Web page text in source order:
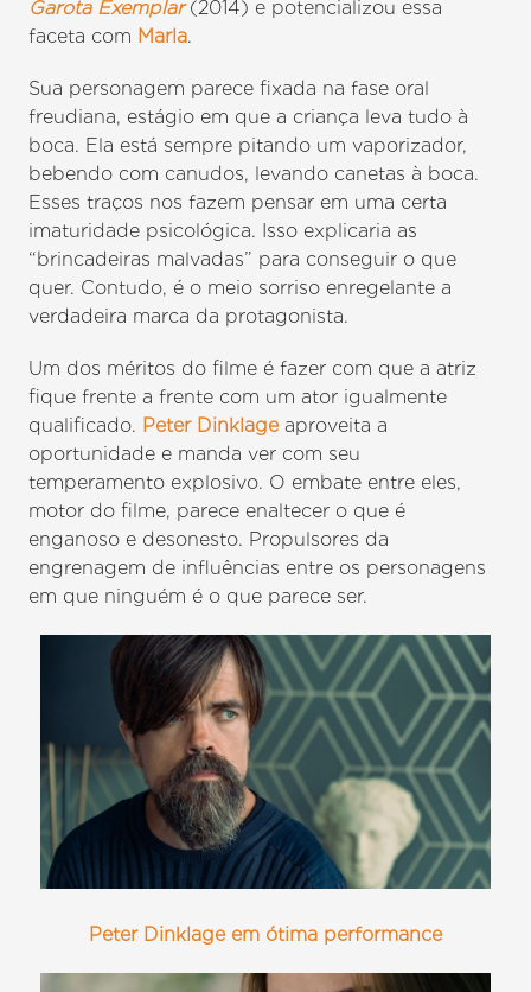
Garota Exemplar(2014) e potencializou essa
faceta com Marla.
Sua personagem parece fixada na fase oral
freudiana, estágio em que a criança leva tudo à
boca. Ela está sempre pitando um vaporizador,
bebendo com canudos, levando canetas à boca.
Esses traços nos fazem pensar em uma certa
imaturidade psicológica. Isso explicaria as
“brincadeiras malvadas” para conseguir o que
quer. Contudo, é o meio sorriso enregelante a
verdadeira marca da protagonista.
Um dos méritos do filme é fazer com que a atriz
fique frente a frente com um ator igualmente
qualificado. Peter Dinklageaproveita a
oportunidade e manda ver com seu
temperamento explosivo. O embate entre eles,
motor do filme, parece enaltecer o que é
enganoso e desonesto. Propulsores da
engrenagem de influências entre os personagens
em que ninguém é o que parece ser.
Peter Dinklage em ótima performance